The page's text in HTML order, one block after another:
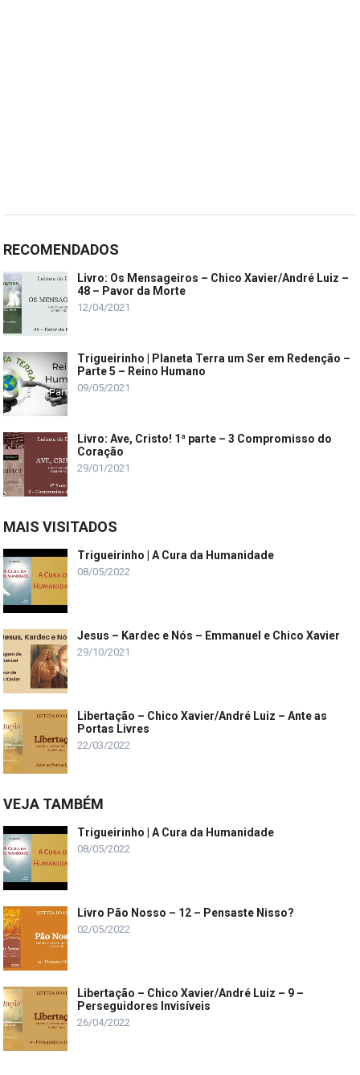
RECOMENDADOS
Livro: Os Mensageiros – Chico Xavier/André Luiz –
48 – Pavor da Morte
12/04/2021
Trigueirinho | Planeta Terra um Ser em Redenção –
Parte 5 – Reino Humano
09/05/2021
Livro: Ave, Cristo! 1ª parte – 3 Compromisso do
Coração
29/01/2021
MAIS VISITADOS
Trigueirinho | A Cura da Humanidade
08/05/2022
Jesus – Kardec e Nós – Emmanuel e Chico Xavier
29/10/2021
Libertação – Chico Xavier/André Luiz – Ante as
Portas Livres
22/03/2022
VEJA TAMBÉM
Trigueirinho | A Cura da Humanidade
08/05/2022
Livro Pão Nosso – 12 – Pensaste Nisso?
02/05/2022
Libertação – Chico Xavier/André Luiz – 9 –
Perseguidores Invisíveis
26/04/2022